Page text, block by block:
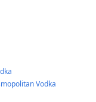
Vodka